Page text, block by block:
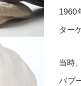
1960
ター
当時
バプ